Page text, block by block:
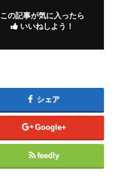
この記事が気に入ったら
いいねしよう！
シェア
Google+
feedly